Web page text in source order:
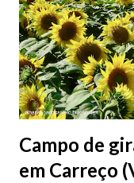
Campo de
em Carreço